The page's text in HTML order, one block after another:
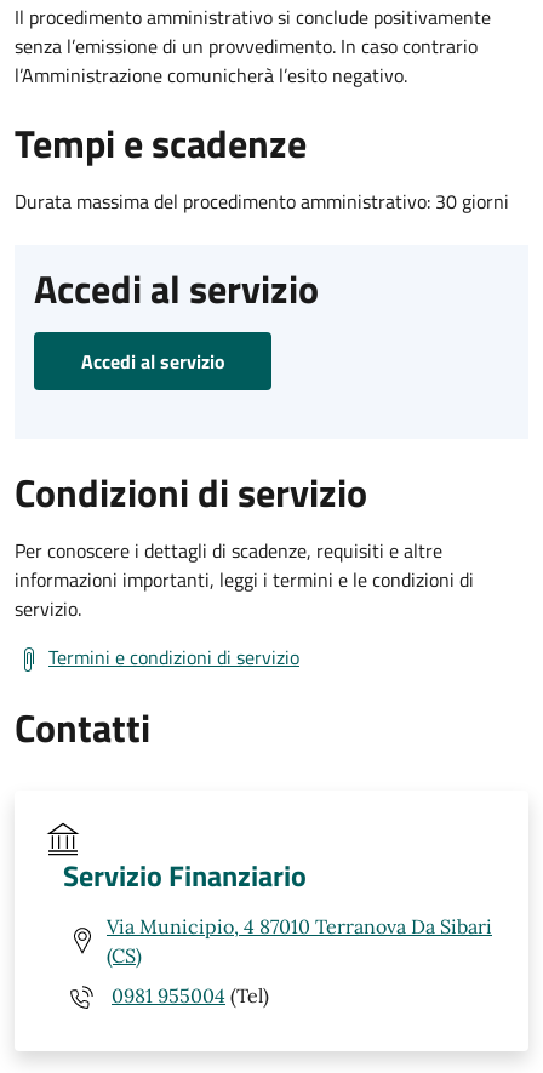
Il procedimento amministrativo si conclude positivamente
senza l’emissione di un provvedimento. In caso contrario
l’Amministrazione comunicherà l’esito negativo.
Tempi e scadenze
Durata massima del procedimento amministrativo: 30 giorni
Accedi al servizio
Accedi al servizio
Condizioni di servizio
Per conoscere i dettagli di scadenze, requisiti e altre
informazioni importanti, leggi i termini e le condizioni di
servizio.
Termini e condizioni di servizio
Contatti
Servizio Finanziario
Via Municipio, 4 87010 Terranova Da Sibari
(CS)
0981 955004 (Tel)